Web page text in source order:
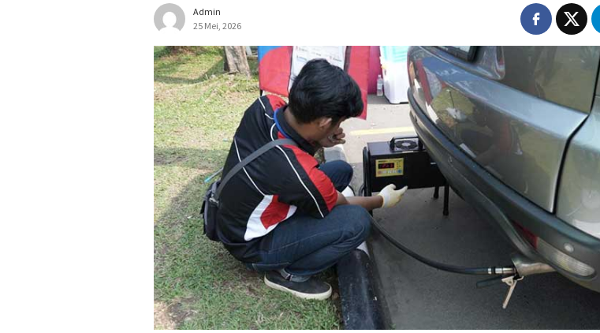
Admin
25 Mei, 2026